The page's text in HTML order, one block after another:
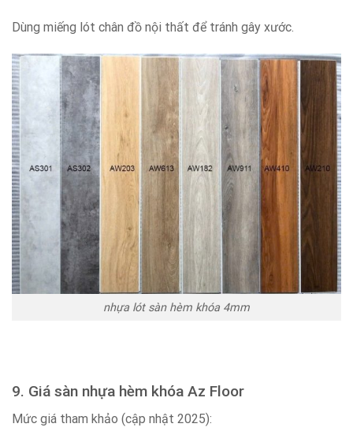
Dùng miếng lót chân đồ nội thất để tránh gây xước.
nhựa lót sàn hèm khóa 4mm
9. Giá sàn nhựa hèm khóa Az Floor
Mức giá tham khảo (cập nhật 2025):